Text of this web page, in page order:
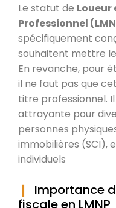
Le statut de Loueur
Professionnel
spécifiquement
souhaitent mettre
En revanche, pour
il ne faut pas que
titre professionnel. Il
attrayante pour
personnes
immobilières (SCI),
individuels
Importance
fiscale en LMNP